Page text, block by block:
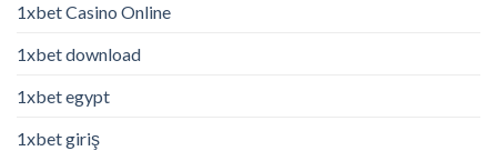
1xbet Casino Online
1xbet download
1xbet egypt
1xbet giriş